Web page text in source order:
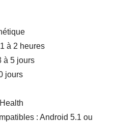
à 2 heures
à 5 jours
jours
: Android 5.1 ou